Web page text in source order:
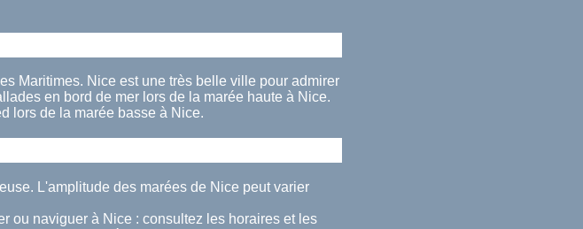
Maritimes. Nice est une très belle ville pour admirer
en bord de mer lors de la marée haute à Nice.
lors de la marée basse à Nice.
L'amplitude des marées de Nice peut varier
ou naviguer à Nice : consultez les horaires et les